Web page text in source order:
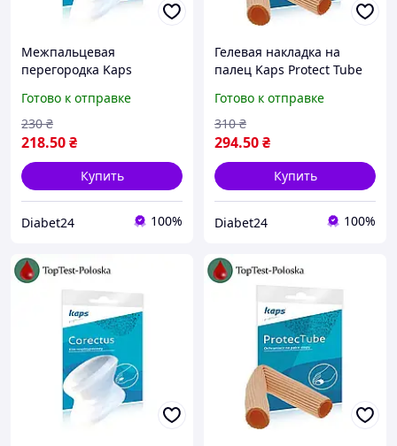
Межпальцевая
перегородка Kaps
Готово к отправке
218.50₴
230 ₴
Купить
Diabet24 100%
Гелевая накладка на
палец Kaps Protect Tube
Готово к отправке
294.50₴
310 ₴
Купить
Diabet24 100%